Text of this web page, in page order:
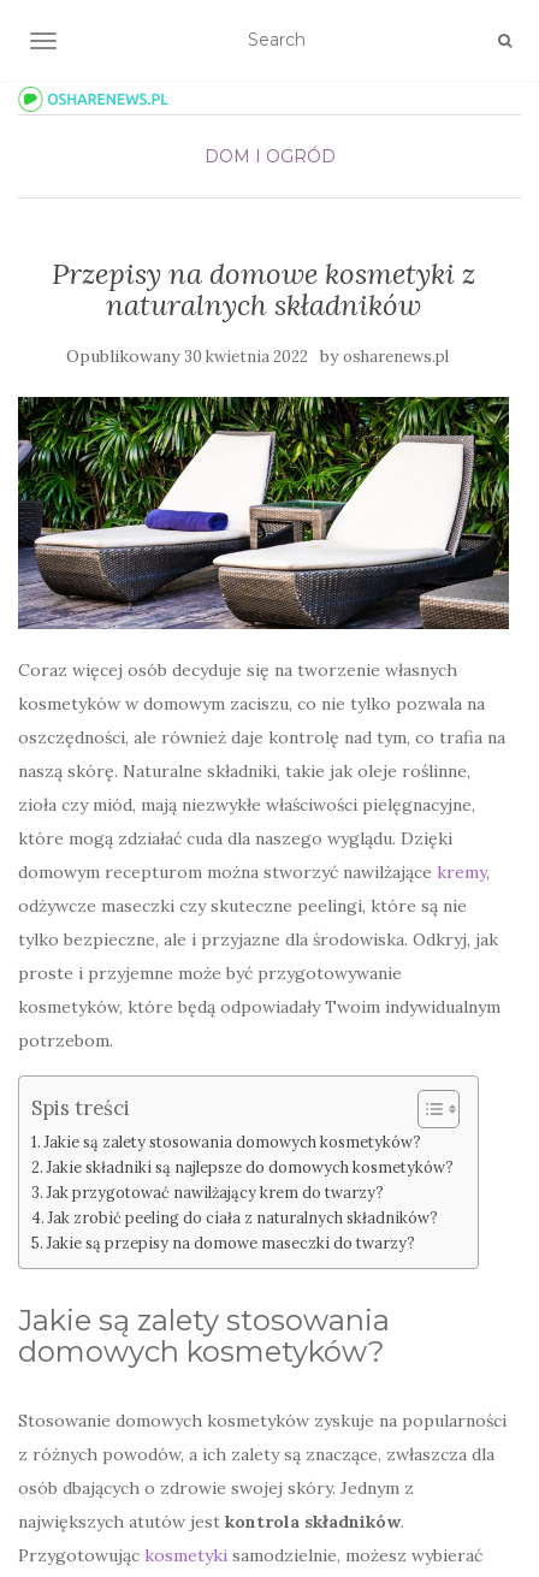
TOGGLE NAVIGATION
DOM I OGRÓD
Przepisy na domowe kosmetyki z
naturalnych składników
Opublikowany 30 kwietnia 2022 byosharenews.pl
Coraz więcej osób decyduje się na tworzenie własnych
kosmetyków w domowym zaciszu, co nie tylko pozwala na
oszczędności, ale również daje kontrolę nad tym, co trafia na
naszą skórę. Naturalne składniki, takie jak oleje roślinne,
zioła czy miód, mają niezwykłe właściwości pielęgnacyjne,
które mogą zdziałać cuda dla naszego wyglądu. Dzięki
domowym recepturom można stworzyć nawilżające kremy,
odżywcze maseczki czy skuteczne peelingi, które są nie
tylko bezpieczne, ale i przyjazne dla środowiska. Odkryj, jak
proste i przyjemne może być przygotowywanie
kosmetyków, które będą odpowiadały Twoim indywidualnym
potrzebom.
Spis treści
Jakie są zalety stosowania domowych kosmetyków?
Jakie składniki są najlepsze do domowych kosmetyków?
Jak przygotować nawilżający krem do twarzy?
Jak zrobić peeling do ciała z naturalnych składników?
Jakie są przepisy na domowe maseczki do twarzy?
Jakie są zalety stosowania
domowych kosmetyków?
Stosowanie domowych kosmetyków zyskuje na popularności
z różnych powodów, a ich zalety są znaczące, zwłaszcza dla
osób dbających o zdrowie swojej skóry. Jednym z
największych atutów jest kontrola składników.
Przygotowując kosmetyki samodzielnie, możesz wybierać